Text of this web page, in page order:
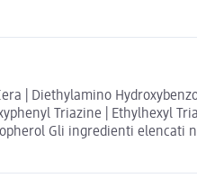
| Diethylamino
Triazine | Ethylhexyl
Gli ingredienti elencati